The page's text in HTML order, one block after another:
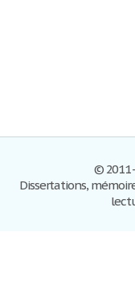
©
Dissertations,